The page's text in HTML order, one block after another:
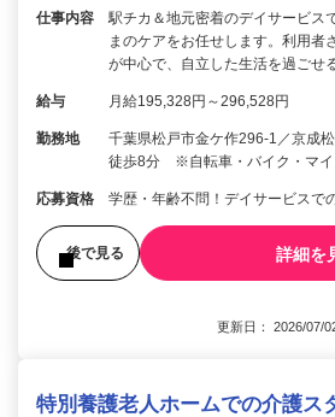
仕事内容
駅チカ＆地元密着のデイサービス
まのケアをお任せします。利用者
が中心で、自立した生活を過ごせ
給与 月給195,328円～296,528円
勤務地
千葉県松戸市金ケ作296-1／京成
徒歩8分 ※自転車・バイク・マイ
応募資格 学歴・年齢不問！デイサービスで
後で見る 詳細を
更新日： 2026/07/
特別養護老人ホームでの介護ス